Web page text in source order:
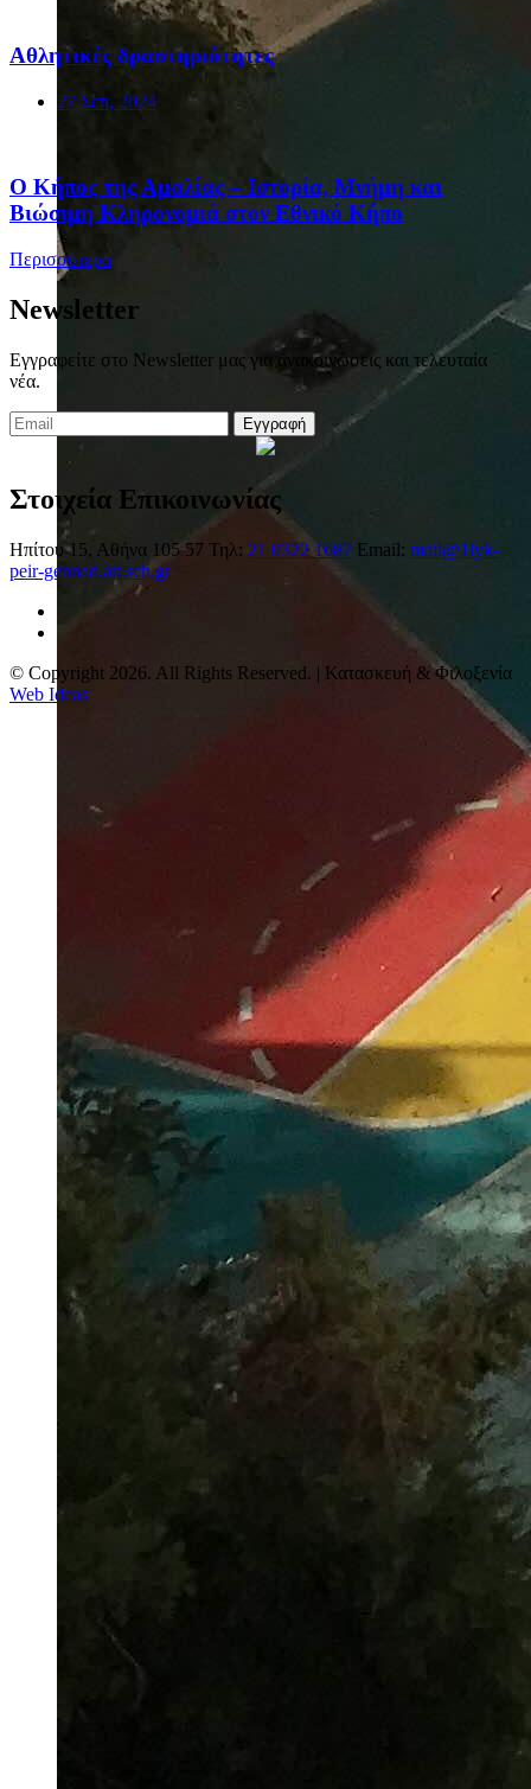
Αθλητικές δραστηριότητες
27 Σεπ, 2024
Ο Κήπος της Αμαλίας – Ιστορία, Μνήμη και
Βιώσιμη Κληρονομιά στον Εθνικό Κήπο
Περισσότερα
Newsletter
Εγγραφείτε στο Newsletter μας για ανακοινώσεις και τελευταία
νέα.
Εγγραφή
Στοιχεία Επικοινωνίας
Ηπίτου 15, Αθήνα 105 57 Τηλ: 21 0322 1687 Email: mail@1lyk-
peir-gennad.att.sch.gr
© Copyright 2026. All Rights Reserved. | Κατασκευή & Φιλοξενία
Web Ideas